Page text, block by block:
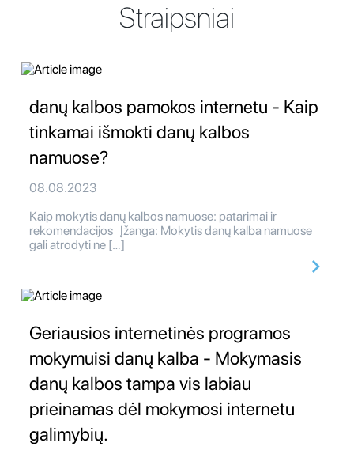
Straipsniai
danų kalbos pamokos internetu - Kaip
tinkamai išmokti danų kalbos
namuose?
08.08.2023
Kaip mokytis danų kalbos namuose: patarimai ir
rekomendacijos Įžanga: Mokytis danų kalba namuose
gali atrodyti ne […]
Geriausios internetinės programos
mokymuisi danų kalba - Mokymasis
danų kalbos tampa vis labiau
prieinamas dėl mokymosi internetu
galimybių.